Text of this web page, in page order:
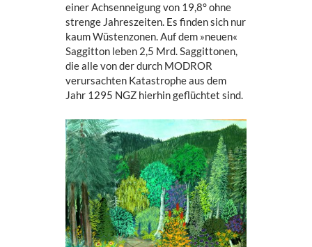
einer Achsenneigung von 19,8° ohne
strenge Jahreszeiten. Es finden sich nur
kaum Wüstenzonen. Auf dem »neuen«
Saggitton leben 2,5 Mrd. Saggittonen,
die alle von der durch MODROR
verursachten Katastrophe aus dem
Jahr 1295 NGZ hierhin geflüchtet sind.